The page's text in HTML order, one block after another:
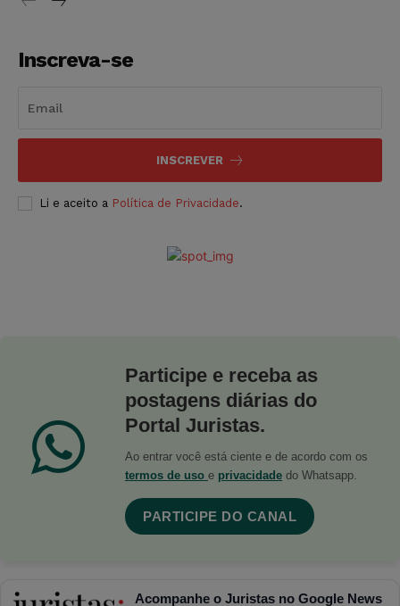
Inscreva-se
INSCREVER
Li e aceito a Política de Privacidade.
Participe e receba as
postagens diárias do
Portal Juristas.
Ao entrar você está ciente e de acordo com os
termos de uso e privacidade do Whatsapp.
PARTICIPE DO CANAL
Acompanhe o Juristas no Google News